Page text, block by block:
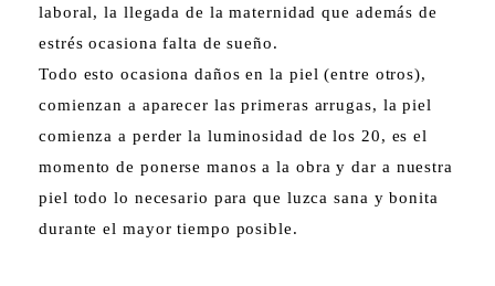
laboral, la llegada de la maternidad que además de
estrés ocasiona falta de sueño.
Todo esto ocasiona daños en la piel (entre otros),
comienzan a aparecer las primeras arrugas, la piel
comienza a perder la luminosidad de los 20, es el
momento de ponerse manos a la obra y dar a nuestra
piel todo lo necesario para que luzca sana y bonita
durante el mayor tiempo posible.